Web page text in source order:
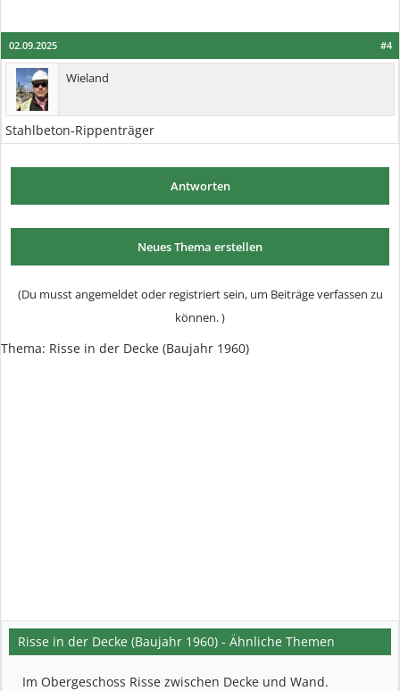
#4
02.09.2025
Wieland
Stahlbeton-Rippenträger
Antworten
Neues Thema erstellen
(Du musst angemeldet oder registriert sein, um Beiträge verfassen zu
können. )
Thema: Risse in der Decke (Baujahr 1960)
Risse in der Decke (Baujahr 1960) - Ähnliche Themen
Im Obergeschoss Risse zwischen Decke und Wand.